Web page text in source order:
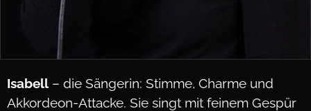
Isabell – die Sängerin: Stimme, Charme und
Akkordeon-Attacke. Sie singt mit feinem Gespür